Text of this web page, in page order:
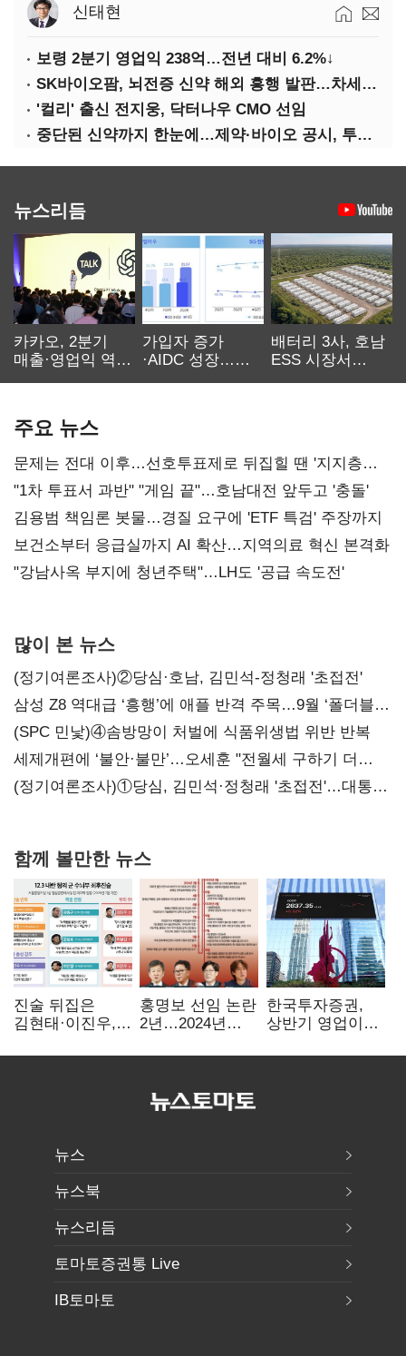
신태현
보령 2분기 영업익 238억…전년 대비 6.2%↓
SK바이오팜, 뇌전증 신약 해외 흥행 발판…차세대 신약 개발 속도
'컬리' 출신 전지웅, 닥터나우 CMO 선임
중단된 신약까지 한눈에…제약·바이오 공시, 투명해진다
뉴스리듬
카카오, 2분기
매출·영업익 역대
가입자 증가
·AIDC 성장…
배터리 3사, 호남
ESS 시장서
주요 뉴스
문제는 전대 이후…선호투표제로 뒤집힐 땐 '지지층
불복'
"1차 투표서 과반" "게임 끝"…호남대전 앞두고 '충돌'
김용범 책임론 봇물…경질 요구에 'ETF 특검' 주장까지
보건소부터 응급실까지 AI 확산…지역의료 혁신 본격화
"강남사옥 부지에 청년주택"…LH도 '공급 속도전'
많이 본 뉴스
(정기여론조사)②당심·호남, 김민석-정청래 '초접전'
삼성 Z8 역대급 ‘흥행’에 애플 반격 주목…9월 ‘폴더블
대전’
(SPC 민낯)④솜방망이 처벌에 식품위생법 위반 반복
세제개편에 ‘불안·불만’…오세훈 "전월세 구하기 더
힘들어질 것"
(정기여론조사)①당심, 김민석·정청래 '초접전'…대통령
함께 볼만한 뉴스
진술 뒤집은
김현태·이진우,
헌신"…법정서
홍명보 선임 논란
2년…2024년
압색까지
한국투자증권,
상반기 영업이익
전년비 89.1%↑
뉴스
뉴스북
뉴스리듬
토마토증권통 Live
IB토마토